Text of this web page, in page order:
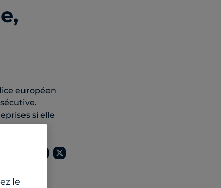
européen
si elle
le